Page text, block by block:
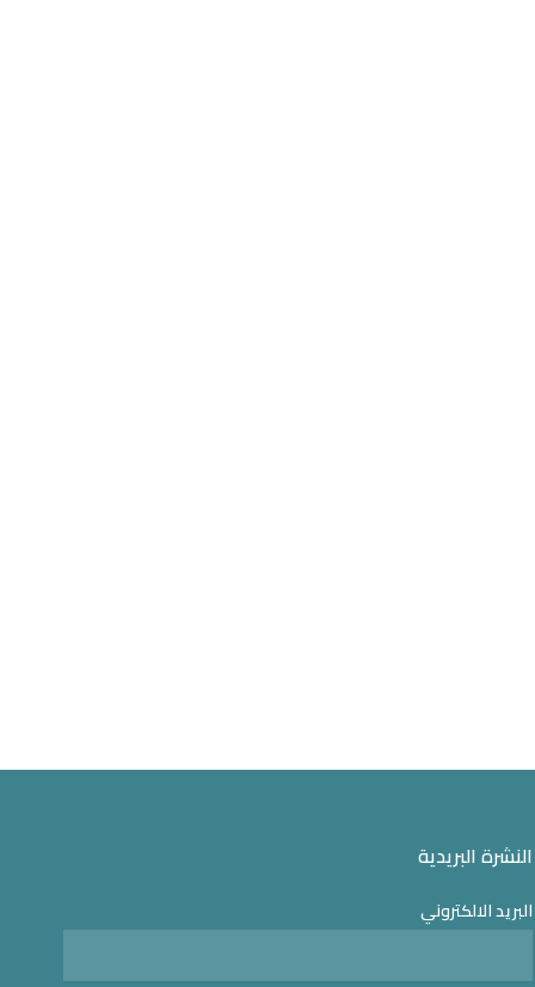
النشرة البريدية
البريد الالكتروني